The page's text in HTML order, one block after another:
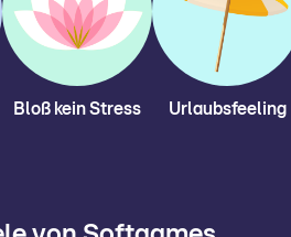
Bloß kein Stress Urlaubsfeeling